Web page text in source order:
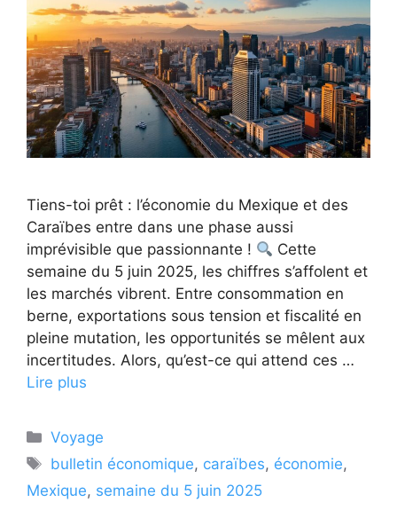
Tiens-toi prêt : l’économie du Mexique et des
Caraïbes entre dans une phase aussi
imprévisible que passionnante !
Cette
semaine du 5 juin 2025, les chiffres s’affolent et
les marchés vibrent. Entre consommation en
berne, exportations sous tension et fiscalité en
pleine mutation, les opportunités se mêlent aux
incertitudes. Alors, qu’est-ce qui attend ces …
Lire plus
Catégories
Voyage
Étiquettes
bulletin économique, caraïbes, économie,
Mexique, semaine du 5 juin 2025